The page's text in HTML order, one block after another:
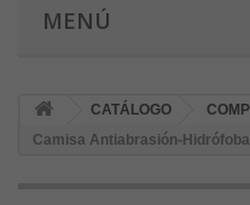
MENÚ
CATÁLOGO
Camisa Antiabrasión-